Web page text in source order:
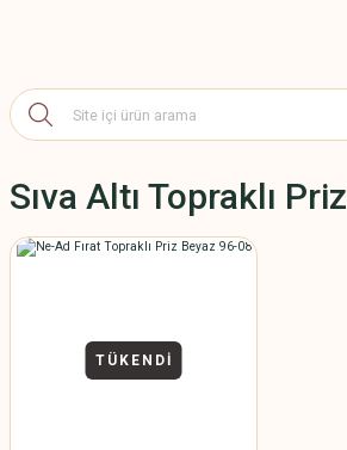
Sıva Altı Topraklı Priz
TÜKENDİ